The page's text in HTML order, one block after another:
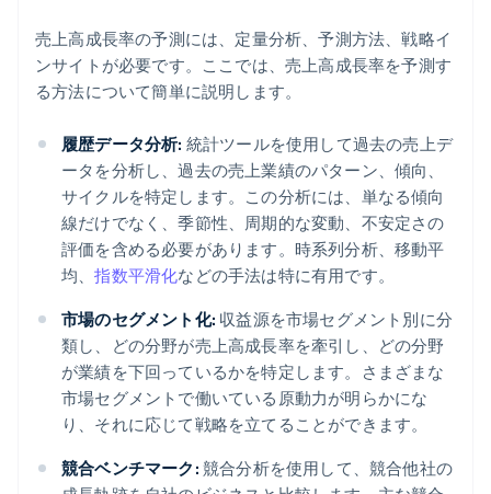
売上高成長率の予測には、定量分析、予測方法、戦略イ
ンサイトが必要です。ここでは、売上高成長率を予測す
る方法について簡単に説明します。
履歴データ分析: 統計ツールを使用して過去の売上デ
ータを分析し、過去の売上業績のパターン、傾向、
サイクルを特定します。この分析には、単なる傾向
線だけでなく、季節性、周期的な変動、不安定さの
評価を含める必要があります。時系列分析、移動平
均、指数平滑化などの手法は特に有用です。
市場のセグメント化: 収益源を市場セグメント別に分
類し、どの分野が売上高成長率を牽引し、どの分野
が業績を下回っているかを特定します。さまざまな
市場セグメントで働いている原動力が明らかにな
り、それに応じて戦略を立てることができます。
競合ベンチマーク: 競合分析を使用して、競合他社の